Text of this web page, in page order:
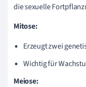
die sexuelle
Mitose:
Erzeugt zwei
Wichtig für
Meiose: